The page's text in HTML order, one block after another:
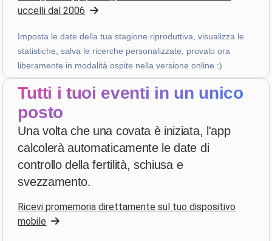
PHILIPPE JAUFFRIT ·France
star
“Je rencontre des bugues”
3 settimane fa
A... ·Italy
starstarstarstarstar
Valutazione a cinque stelle
uccelli dal 2006
Imposta le date della tua stagione riproduttiva, visualizza le
statistiche, salva le ricerche personalizzate, provalo ora
liberamente in modalità ospite nella versione online :)
Tutti i tuoi eventi in un unico
posto
Una volta che una covata è iniziata, l'app
calcolerà automaticamente le date di
controllo della fertilità, schiusa e
svezzamento.
Ricevi promemoria direttamente sul tuo dispositivo
mobile